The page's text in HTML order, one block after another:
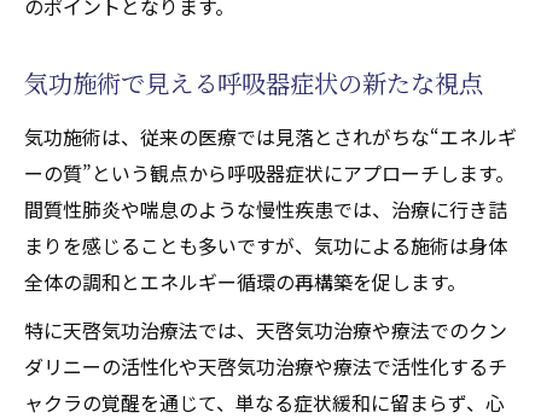
天啓気功治療や療法で活性化するクンダリ
天啓気功治療法で実感するエネルギーの流
れ
施術を通じて得られるスピリチュアルな変
容
検証
実際の体験談で知る心身のバランス変化
気功施術で見える呼吸器症状の新たな視点
気功施術は、従来の医療では見落とされがちな“エネルギ
ーの質”という観点から呼吸器症状にアプローチします。
間質性肺炎や喘息のような慢性疾患では、治療に行き詰
まりを感じることも多いですが、気功による施術は身体
全体の調和とエネルギー循環の再構築を促します。
特に天啓気功治療法では、天啓気功治療や療法でのクン
ダリニーの活性化や天啓気功治療や療法で活性化するチ
ャクラの覚醒を通じて、単なる症状緩和に留まらず、心